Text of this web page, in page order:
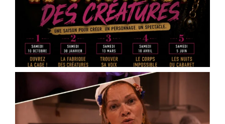
[THEATRE] Cours Ackermann 🎭 Les
inscriptions sont ouvertes !
L'école de théâtre de la Scène Dramatique
Ackermann lance sa saison 2026-2027.
Cours de théâtre, ateliers, stages, masterclass,
technique oratoire : il y en a pour tous les âges
et toutes les envies.
✨ Pour les enfants : cours préparatoire dès le